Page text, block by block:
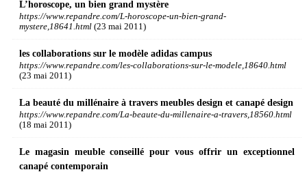
L’horoscope, un bien grand mystère
https://www.repandre.com/L-horoscope-un-bien-grand-
mystere,18641.html (23 mai 2011)
les collaborations sur le modèle adidas campus
https://www.repandre.com/les-collaborations-sur-le-modele,18640.html
(23 mai 2011)
La beauté du millénaire à travers meubles design et canapé design
https://www.repandre.com/La-beaute-du-millenaire-a-travers,18560.html
(18 mai 2011)
Le magasin meuble conseillé pour vous offrir un exceptionnel
canapé contemporain